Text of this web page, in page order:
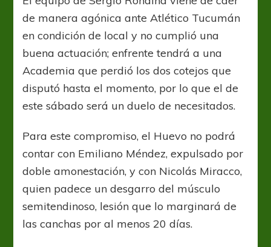
de manera agónica ante Atlético Tucumán
en condición de local y no cumplió una
buena actuación; enfrente tendrá a una
Academia que perdió los dos cotejos que
disputó hasta el momento, por lo que el de
este sábado será un duelo de necesitados.
Para este compromiso, el Huevo no podrá
contar con Emiliano Méndez, expulsado por
doble amonestación, y con Nicolás Miracco,
quien padece un desgarro del músculo
semitendinoso, lesión que lo marginará de
las canchas por al menos 20 días.